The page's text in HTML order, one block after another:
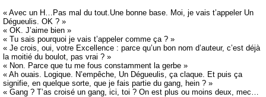
« Avec un H…Pas mal du tout.Une bonne base. Moi, je vais t’appeler Un
Dégueulis. OK ? »
« OK. J’aime bien »
« Tu sais pourquoi je vais t’appeler comme ça ? »
« Je crois, oui, votre Excellence : parce qu’un bon nom d’auteur, c’est déjà
la moitié du boulot, pas vrai ? »
« Non. Parce que tu me fous constamment la gerbe »
« Ah ouais. Logique. N’empêche, Un Dégueulis, ça claque. Et puis ça
signifie, en quelque sorte, que je fais partie du gang, hein ? »
« Gang ? T’as croisé un gang, ici, toi ? On est plus ou moins deux, mec…